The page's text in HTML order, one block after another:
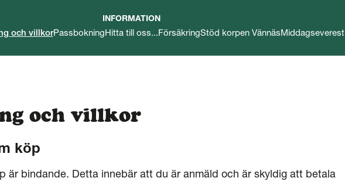
INFORMATION
och villkorPassbokningHitta till oss...FörsäkringStöd korpen VännäsMiddagseverest
och villkor
köp
är bindande. Detta innebär att du är anmäld och är skyldig att betala